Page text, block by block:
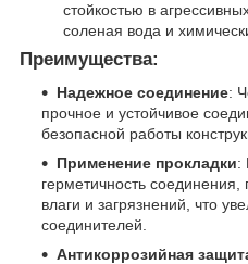
стойкостью в
соленая вода и
Преимущества:
Надежное соединение:
прочное и устойчивое
безопасной работы
Применение прокладки:
герметичность
влаги и загрязнений, что
соединителей.
Антикоррозийная